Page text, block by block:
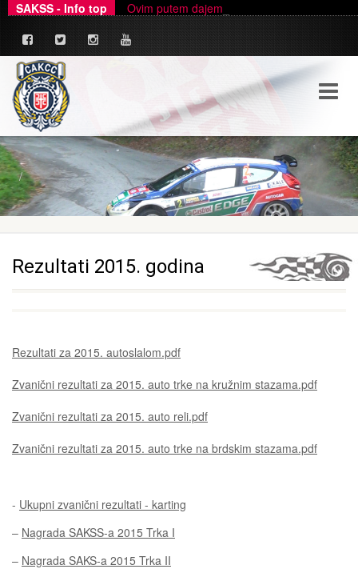
SAKSS - Info top Ovim putem dajemo zvanično pojašnjenje u
Rezultati 2015. godina
Rezultati za 2015. autoslalom.pdf
Zvanični rezultati za 2015. auto trke na kružnim stazama.pdf
Zvanični rezultati za 2015. auto reli.pdf
Zvanični rezultati za 2015. auto trke na brdskim stazama.pdf
- Ukupni zvanični rezultati - karting
– Nagrada SAKSS-a 2015 Trka I
– Nagrada SAKS-a 2015 Trka II